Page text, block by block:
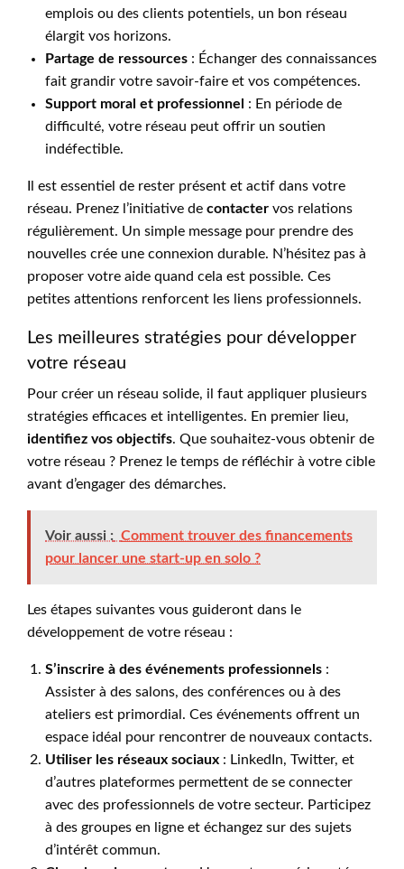
emplois ou des clients potentiels, un bon réseau
élargit vos horizons.
Partage de ressources : Échanger des connaissances
fait grandir votre savoir-faire et vos compétences.
Support moral et professionnel
: En période de
difficulté, votre réseau peut offrir un soutien
indéfectible.
Il est essentiel de rester présent et actif dans votre
réseau. Prenez l’initiative de contacter vos relations
régulièrement. Un simple message pour prendre des
nouvelles crée une connexion durable. N’hésitez pas à
proposer votre aide quand cela est possible. Ces
petites attentions renforcent les liens professionnels.
Les meilleures stratégies pour développer
votre réseau
Pour créer un réseau solide, il faut appliquer plusieurs
stratégies efficaces et intelligentes. En premier lieu,
identifiez vos objectifs. Que souhaitez-vous obtenir de
votre réseau ? Prenez le temps de réfléchir à votre cible
avant d’engager des démarches.
Voir aussi : Comment trouver des financements
pour lancer une start-up en solo ?
Les étapes suivantes vous guideront dans le
développement de votre réseau :
S’inscrire à des événements professionnels :
Assister à des salons, des conférences ou à des
ateliers est primordial. Ces événements offrent un
espace idéal pour rencontrer de nouveaux contacts.
Utiliser les réseaux sociaux : LinkedIn, Twitter, et
d’autres plateformes permettent de se connecter
avec des professionnels de votre secteur. Participez
à des groupes en ligne et échangez sur des sujets
d’intérêt commun.